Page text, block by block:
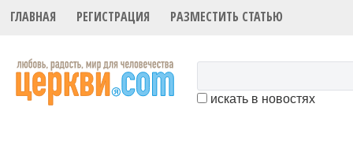
ГЛАВНАЯ РЕГИСТРАЦИЯ РАЗМЕСТИТЬ СТАТЬЮ
искать в новостях